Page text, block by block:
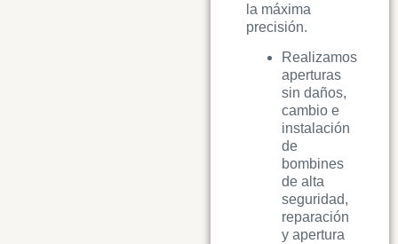
la máxima
precisión.
Realizamos
aperturas
sin daños,
cambio e
instalación
de
bombines
de alta
seguridad,
reparación
y apertura